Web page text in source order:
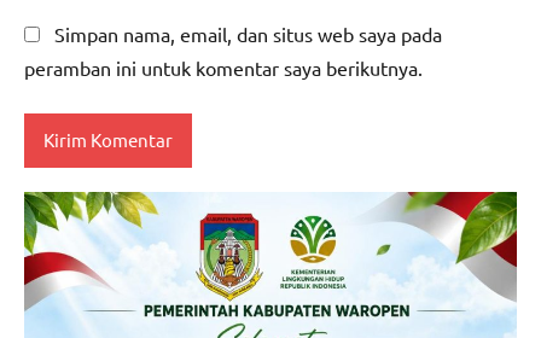
Simpan nama, email, dan situs web saya pada
peramban ini untuk komentar saya berikutnya.